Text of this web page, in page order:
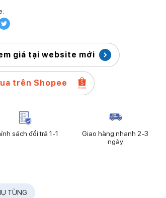
giá tại website mới
trên Shopee
sách đổi trả 1-1
Giao hàng nhanh 2-3
ngày
TÙNG